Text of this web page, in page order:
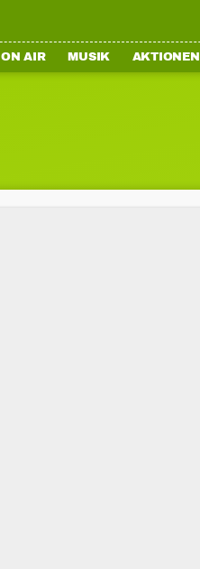
ON AIR MUSIK AKTIONEN